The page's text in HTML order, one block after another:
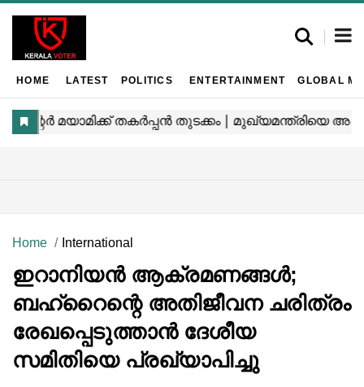
HOME LATEST POLITICS ENTERTAINMENT GLOBAL
Home International
ഇറാനിയൻ ആക്രമണങ്ങൾ;
ബഹ്‌റൈന്റെ അതിജീവന ചരിത്രം
രേഖപ്പെടുത്താൻ ദേശീയ
സമിതിയെ പ്രഖ്യാപിച്ചു